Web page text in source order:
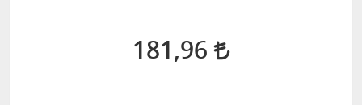
181,96